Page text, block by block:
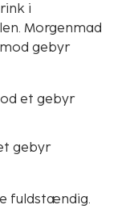
i
Morgenmad
gebyr
et gebyr
gebyr
fuldstændig.